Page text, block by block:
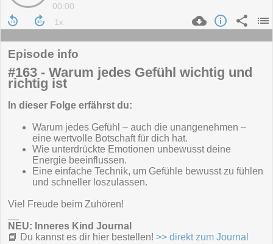
00:00
Episode info
#163 - Warum jedes Gefühl wichtig und
richtig ist
In dieser Folge erfährst du:
Warum jedes Gefühl – auch die unangenehmen –
eine wertvolle Botschaft für dich hat.
Wie unterdrückte Emotionen unbewusst deine
Energie beeinflussen.
Eine einfache Technik, um Gefühle bewusst zu fühlen
und schneller loszulassen.
Viel Freude beim Zuhören!
NEU: Inneres Kind Journal
📘 Du kannst es dir hier bestellen! >> direkt zum Journal